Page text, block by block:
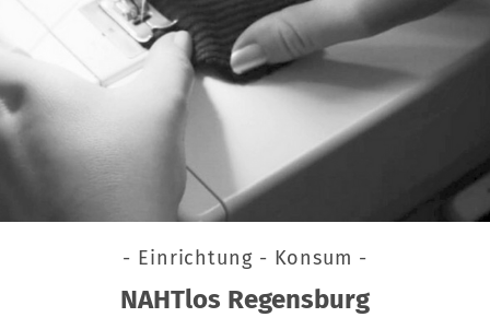
- Einrichtung - Konsum -
NAHTlos Regensburg